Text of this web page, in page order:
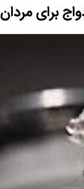
برای مردان